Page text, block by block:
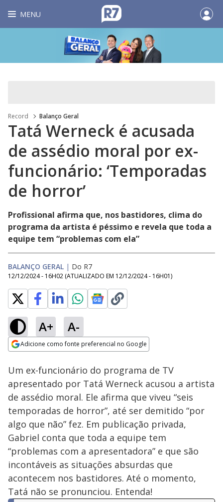
MENU
Record Balanço Geral
Tatá Werneck é acusada
de assédio moral por ex-
funcionário: ‘Temporadas
de horror’
Profissional afirma que, nos bastidores, clima do
programa da artista é péssimo e revela que toda a
equipe tem “problemas com ela”
BALANÇO GERAL | Do R7
12/12/2024 - 16H02 (ATUALIZADO EM 12/12/2024 - 16H01)
A+ A-
Adicione como fonte preferencial no Google
Ativar
Loaded
29.07%
Um ex-funcionário do programa de TV
apresentado por Tatá Werneck acusou a artista
de assédio moral. Ele afirma que viveu “seis
temporadas de horror”, até ser demitido “por
algo que não” fez. Em publicação privada,
Gabriel conta que toda a equipe tem
“problemas com a apresentadora” e que são
incontáveis as situações absurdas que
acontecem nos bastidores. Até o momento,
Tatá não se pronunciou. Entenda!